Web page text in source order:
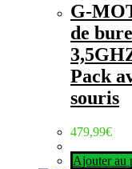
G-
de
Pack
souris
479,99€
Ajouter au